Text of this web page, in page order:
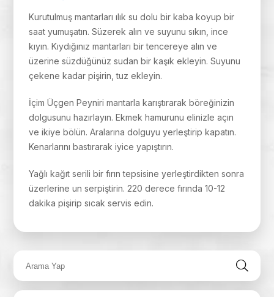
Kurutulmuş mantarları ılık su dolu bir kaba koyup bir
saat yumuşatın. Süzerek alın ve suyunu sıkın, ince
kıyın. Kıydığınız mantarları bir tencereye alın ve
üzerine süzdüğünüz sudan bir kaşık ekleyin. Suyunu
çekene kadar pişirin, tuz ekleyin.
İçim Üçgen Peyniri mantarla karıştırarak böreğinizin
dolgusunu hazırlayın. Ekmek hamurunu elinizle açın
ve ikiye bölün. Aralarına dolguyu yerleştirip kapatın.
Kenarlarını bastırarak iyice yapıştırın.
Yağlı kağıt serili bir fırın tepsisine yerleştirdikten sonra
üzerlerine un serpiştirin. 220 derece fırında 10-12
dakika pişirip sıcak servis edin.